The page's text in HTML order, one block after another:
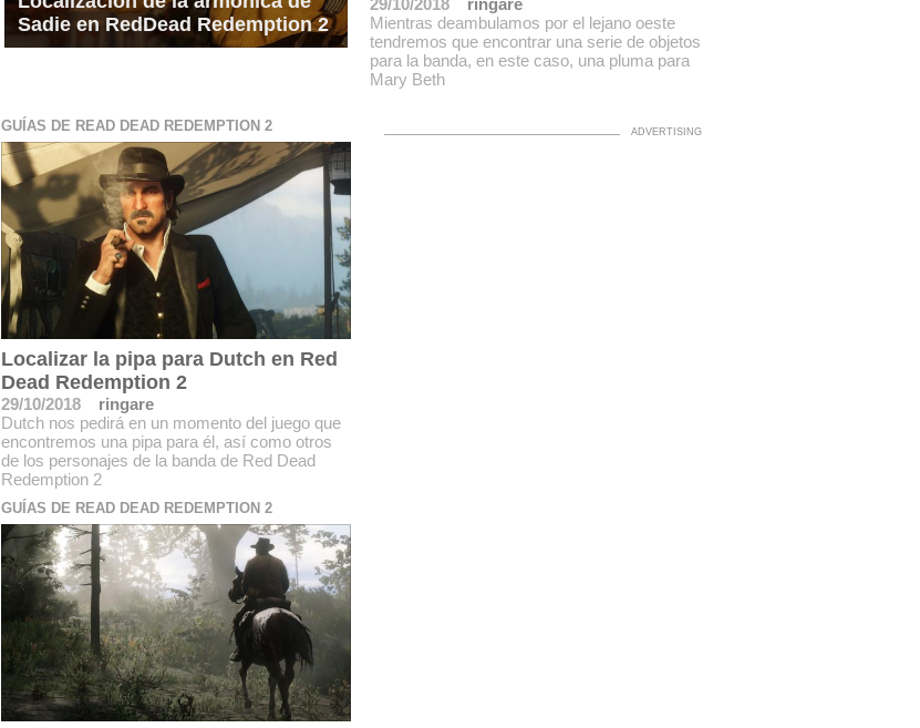
Sadie en RedDead Redemption 2
Mientras deambulamos por el lejano oeste
tendremos que encontrar una serie de objetos
para la banda, en este caso, una pluma para
Mary Beth
GUÍAS DE READ DEAD REDEMPTION 2
Localizar la pipa para Dutch en Red
Dead Redemption 2
29/10/2018
ringare
Dutch nos pedirá en un momento del juego que
encontremos una pipa para él, así como otros
de los personajes de la banda de Red Dead
Redemption 2
GUÍAS DE READ DEAD REDEMPTION 2